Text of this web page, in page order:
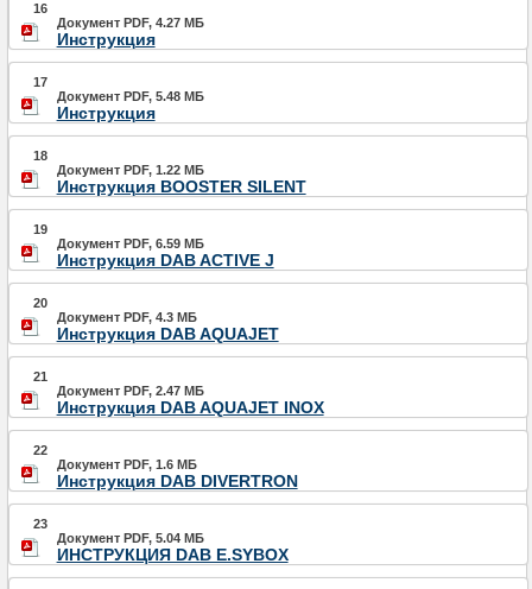
16
Документ PDF, 4.27 МБ
Инструкция
17
Документ PDF, 5.48 МБ
Инструкция
18
Документ PDF, 1.22 МБ
Инструкция BOOSTER SILENT
19
Документ PDF, 6.59 МБ
Инструкция DAB ACTIVE J
20
Документ PDF, 4.3 МБ
Инструкция DAB AQUAJET
21
Документ PDF, 2.47 МБ
Инструкция DAB AQUAJET INOX
22
Документ PDF, 1.6 МБ
Инструкция DAB DIVERTRON
23
Документ PDF, 5.04 МБ
ИНСТРУКЦИЯ DAB E.SYBOX